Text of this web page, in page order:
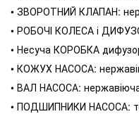
• ЗВОРОТНИЙ КЛАПАН:
• РОБОЧІ КОЛЕСА і
• Несуча КОРОБКА
• КОЖУХ НАСОСА:
• ВАЛ НАСОСА:
• ПОДШИПНИКИ НАСОСА: